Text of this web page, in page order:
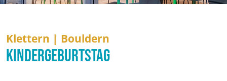
Klettern | Bouldern
Kindergeburtstag